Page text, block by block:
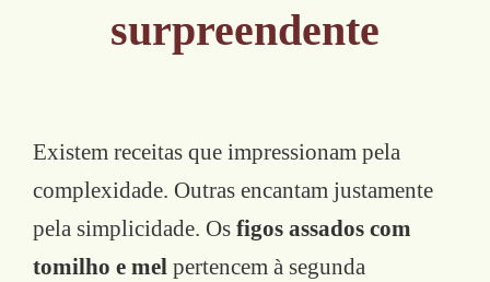
surpreendente
Existem receitas que impressionam pela
complexidade. Outras encantam justamente
pela simplicidade. Os figos assados com
tomilho e mel pertencem à segunda